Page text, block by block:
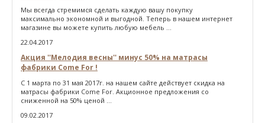
Мы всегда стремимся сделать каждую вашу покупку
максимально экономной и выгодной. Теперь в нашем интернет
магазине вы можете купить любую мебель ...
22.04.2017
Акция ''Мелодия весны'' минус 50% на матрасы
фабрики Come For !
С 1 марта по 31 мая 2017г. на нашем сайте действует скидка на
матрасы фабрики Come For. Акционное предложения со
сниженной на 50% ценой ...
09.02.2017